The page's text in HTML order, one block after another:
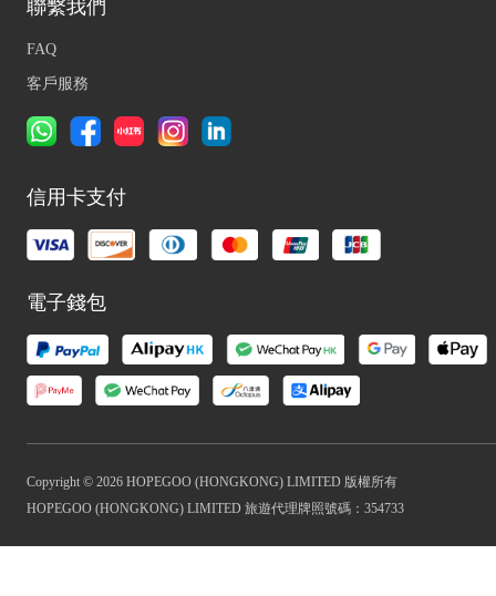
聯繫我們
FAQ
客戶服務
信用卡支付
電子錢包
Copyright © 2026 HOPEGOO (HONGKONG) LIMITED 版權所有
HOPEGOO (HONGKONG) LIMITED 旅遊代理牌照號碼：354733